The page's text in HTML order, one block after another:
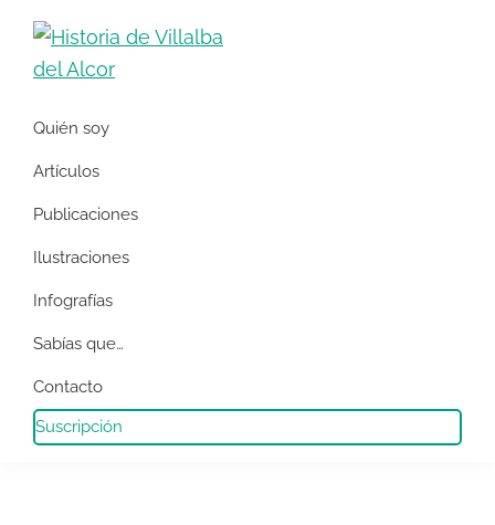
Saltar
Saltar
contenido
de
Villalba
del
Alcor
de
historia
social
de
Alcor
Quién soy
Artículos
Publicaciones
Ilustraciones
Infografías
Sabías que…
Contacto
Suscripción